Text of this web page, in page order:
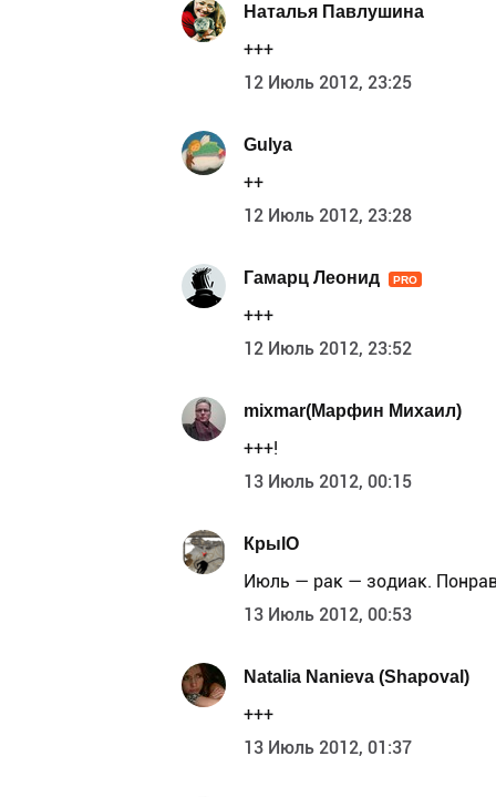
Наталья Павлушина
+++
12 Июль 2012, 23:25
Gulya
++
12 Июль 2012, 23:28
Гамарц Леонид PRO
+++
12 Июль 2012, 23:52
mixmar(Марфин Михаил)
+++!
13 Июль 2012, 00:15
КрыlО
Июль — рак — зодиак.
13 Июль 2012, 00:53
Natalia Nanieva (Shapoval)
+++
13 Июль 2012, 01:37